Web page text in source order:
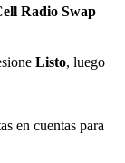
Radio Swap
Listo, luego
en cuentas para